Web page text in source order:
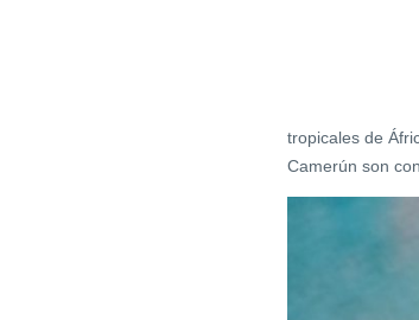
tropicales de
Camerún son